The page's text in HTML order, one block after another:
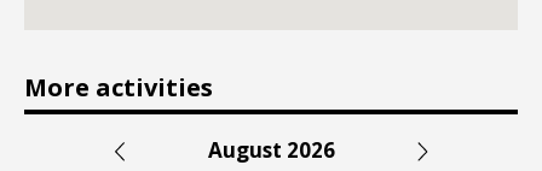
More activities
August 2026